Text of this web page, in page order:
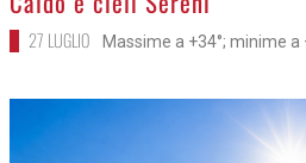
27 LUGLIO Massime a +34°; minime a